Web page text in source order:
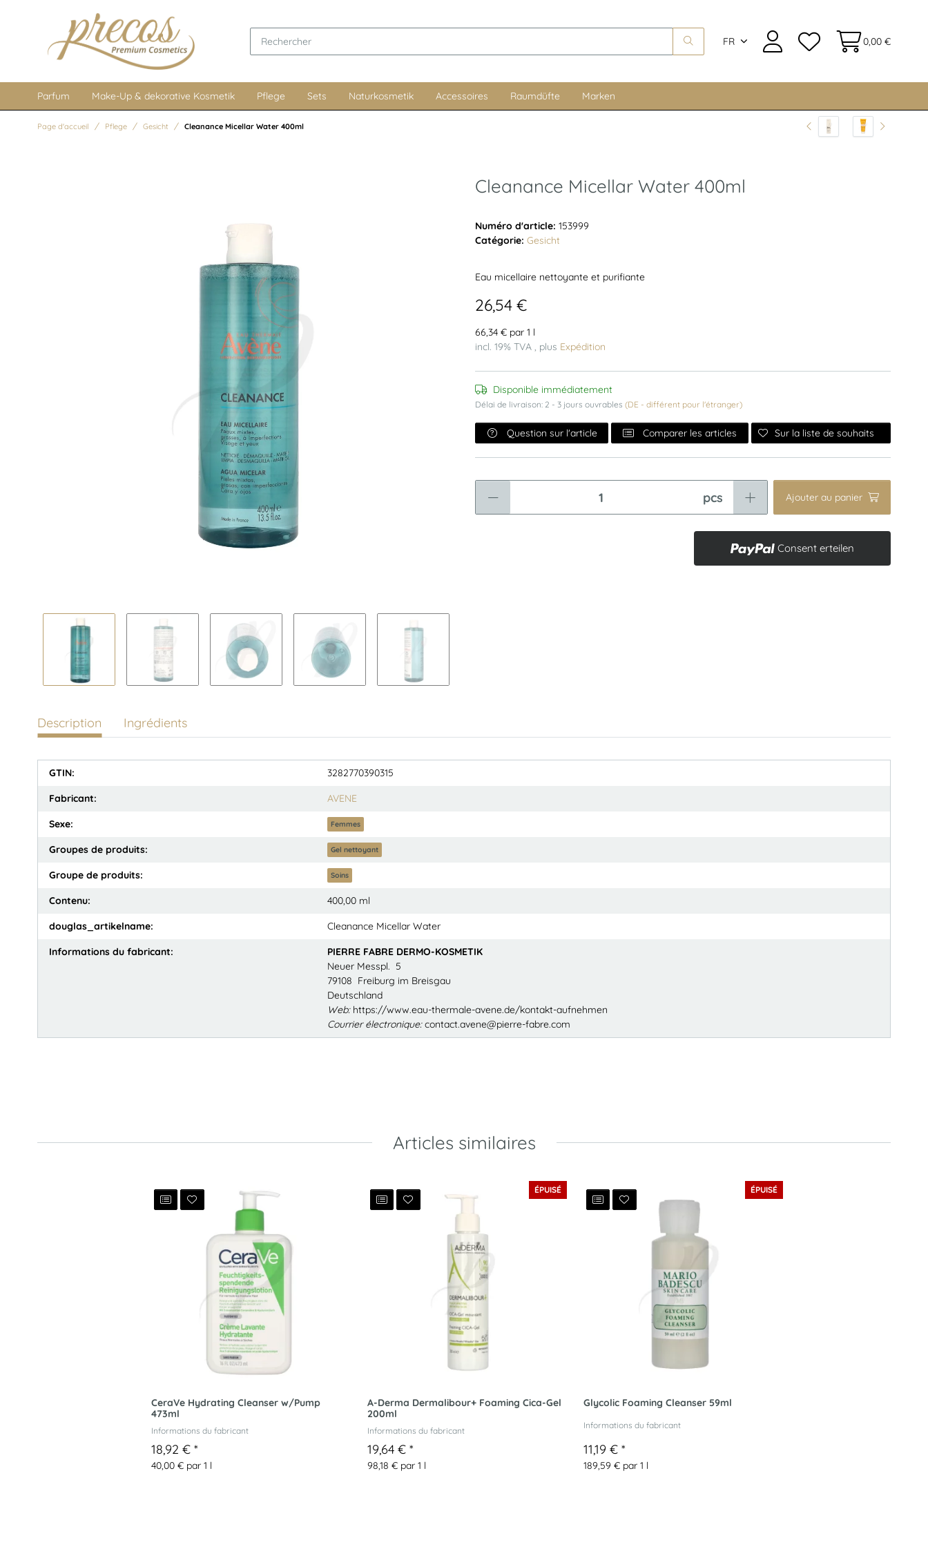
FR 0,00 €
Parfum Make-Up & dekorative Kosmetik Pflege Sets Naturkosmetik Accessoires Raumdüfte Marken
Page d'accueil Pflege Gesicht Cleanance Micellar Water 400ml
Cleanance Micellar Water 400ml
Numéro d'article: 153999
Catégorie: Gesicht
Eau micellaire nettoyante et purifiante
26,54 €
66,34 € par 1 l
incl. 19% TVA , plus Expédition
Disponible immédiatement
Délai de livraison: 2 - 3 jours ouvrables (DE - différent pour l'étranger)
Question sur l'article Comparer les articles Sur la liste de souhaits
pcs Ajouter au panier
Consent erteilen
Description Ingrédients
GTIN: 3282770390315
Fabricant: AVENE
Sexe: Femmes
Groupes de produits: Gel nettoyant
Groupe de produits: Soins
Contenu: 400,00 ml
douglas_artikelname: Cleanance Micellar Water
Informations du fabricant:
PIERRE FABRE DERMO-KOSMETIK
Neuer Messpl. 5
79108 Freiburg im Breisgau
Deutschland
Web:https://www.eau-thermale-avene.de/kontakt-aufnehmen
Courrier électronique:contact.avene@pierre-fabre.com
Articles similaires
CeraVe Hydrating Cleanser w/Pump
473ml
Informations du fabricant
18,92 € *
40,00 € par 1 l
ÉPUISÉ
A-Derma Dermalibour+ Foaming Cica-Gel
200ml
Informations du fabricant
19,64 € *
98,18 € par 1 l
ÉPUISÉ
Glycolic Foaming Cleanser 59ml
Informations du fabricant
11,19 € *
189,59 € par 1 l